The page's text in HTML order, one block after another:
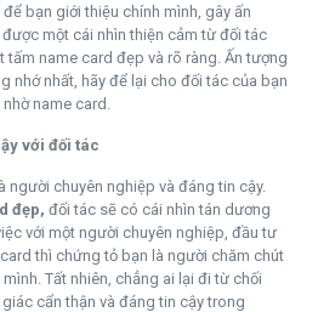
bạn giới thiệu chính mình, gây ấn
một cái nhìn thiện cảm từ đối tác
tấm name card đẹp và rõ ràng. Ấn tượng
nhớ nhất, hãy để lại cho đối tác của bạn
name card.
với đối tác
người chuyên nghiệp và đáng tin cậy.
đẹp, đối tác sẽ có cái nhìn tán dương
với một người chuyên nghiệp, đầu tư
thì chứng tỏ bạn là người chăm chút
Tất nhiên, chẳng ai lại đi từ chối
cẩn thận và đáng tin cậy trong